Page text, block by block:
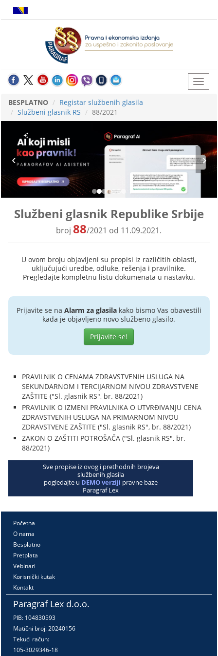
BESPLATNO
Registar službenih glasila
Službeni glasnik RS
88/2021
Službeni glasnik Republike Srbije
broj88/2021 od 11.09.2021.
U ovom broju objavljeni su propisi iz različitih oblasti,
uključujući uredbe, odluke, rešenja i pravilnike.
Pregledajte kompletnu listu dokumenata u nastavku.
Prijavite se na Alarm za glasilakako bismo Vas obavestili
kada je objavljeno novo službeno glasilo.
Prijavite se!
PRAVILNIK O CENAMA ZDRAVSTVENIH USLUGA NA
SEKUNDARNOM I TERCIJARNOM NIVOU ZDRAVSTVENE
ZAŠTITE ("Sl. glasnik RS", br. 88/2021)
PRAVILNIK O IZMENI PRAVILNIKA O UTVRĐIVANJU CENA
ZDRAVSTVENIH USLUGA NA PRIMARNOM NIVOU
ZDRAVSTVENE ZAŠTITE ("Sl. glasnik RS", br. 88/2021)
ZAKON O ZAŠTITI POTROŠAČA ("Sl. glasnik RS", br.
88/2021)
Sve propise iz ovog i prethodnih brojeva
službenih glasila
pogledajte u DEMO verziji pravne baze
Paragraf Lex
Početna
O nama
Besplatno
Pretplata
Vebinari
Korisnički kutak
Kontakt
Paragraf Lex d.o.o.
PIB: 104830593
Matični broj: 20240156
Tekući račun:
105-3029346-18